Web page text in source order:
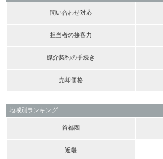
問い合わせ対応
担当者の接客力
媒介契約の手続き
売却価格
地域別ランキング
首都圏
近畿